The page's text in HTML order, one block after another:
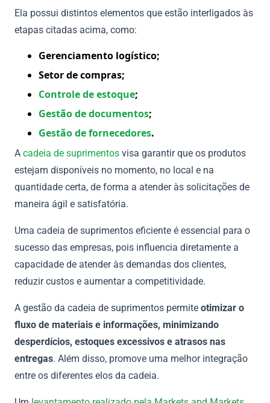
Ela possui distintos elementos que estão interligados às
etapas citadas acima, como:
Gerenciamento logístico;
Setor de compras;
Controle de estoque;
Gestão de documentos;
Gestão de fornecedores.
A cadeia de suprimentos visa garantir que os produtos
estejam disponíveis no momento, no local e na
quantidade certa, de forma a atender às solicitações de
maneira ágil e satisfatória.
Uma cadeia de suprimentos eficiente é essencial para o
sucesso das empresas, pois influencia diretamente a
capacidade de atender às demandas dos clientes,
reduzir custos e aumentar a competitividade.
A gestão da cadeia de suprimentos permite otimizar o
fluxo de materiais e informações, minimizando
desperdícios, estoques excessivos e atrasos nas
entregas. Além disso, promove uma melhor integração
entre os diferentes elos da cadeia.